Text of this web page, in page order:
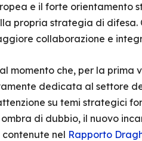
e il forte orientamento
propria strategia di
collaborazione e
momento che, per la prima
dedicata al settore
su temi strategici
di dubbio, il nuovo
nel Rapporto